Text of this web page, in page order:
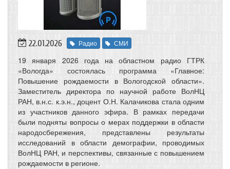
22.01.2026 Радио СМИ
19 января 2026 года на областном радио ГТРК
«Вологда» состоялась программа «Главное:
Повышение рождаемости в Вологодской области».
Заместитель директора по научной работе ВолНЦ
РАН, в.н.с. к.э.н., доцент О.Н. Калачикова стала одним
из участников данного эфира. В рамках передачи
были подняты вопросы о мерах поддержки в области
народосбережения, представлены результаты
исследований в области демографии, проводимых
ВолНЦ РАН, и перспективы, связанные с повышением
рождаемости в регионе.